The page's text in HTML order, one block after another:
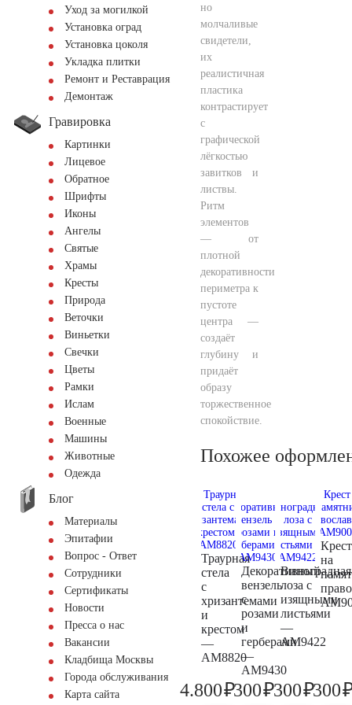
Уход за могилкой
Установка оград
Установка цоколя
Укладка плитки
Ремонт и Реставрация
Демонтаж
Гравировка
Картинки
Лицевое
Обратное
Шрифты
Иконы
Ангелы
Святые
Храмы
Кресты
Природа
Веточки
Виньетки
Свечки
Цветы
Рамки
Ислам
Военные
Машины
Животные
Одежда
Блог
Материалы
Эпитафии
Вопрос - Ответ
Сотрудники
Сертификаты
Новости
Пресса о нас
Вакансии
Кладбища Москвы
Города обслуживания
Карта сайта
но
молчаливые
свидетели,
их
реалистичная
пластика
контрастирует
с
графической
лёгкостью
завитков и
листвы.
Ритм
элементов
— от
плотной
декоративности
периметра к
пустоте
центра —
создаёт
глубину и
придаёт
образу
торжественное
спокойствие.
Похожее
Траурная
стела
с
хризантемами
и
крестом
—
AM8820
5.000
4.800₽
Декоративный
вензель
с
розами
и
герберами
—
AM9430
300
300₽
Виноградная
лоза с
изящными
листьями
—
AM9422
300
300₽
Крест
на
300